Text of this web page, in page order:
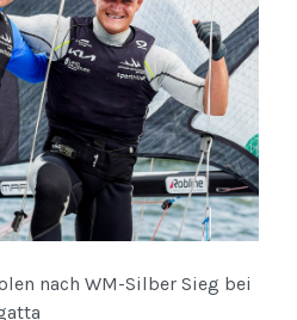
nach WM-Silber Sieg bei